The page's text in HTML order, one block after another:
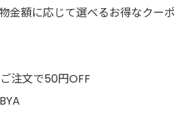
金額に応じて選べるお得なクー
注文で50円OFF